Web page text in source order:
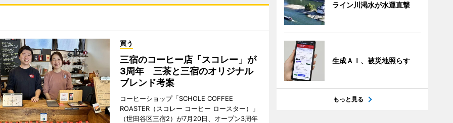
買う
三宿のコーヒー店「スコレー」が
3周年 三茶と三宿のオリジナル
ブレンド考案
コーヒーショップ「SCHOLE COFFEE
ROASTER（スコレー コーヒー ロースター）」
（世田谷区三宿2）が7月20日、オープン3周年
ライン川渇水が水運直撃
生成ＡＩ、被災地照らす
もっと見る